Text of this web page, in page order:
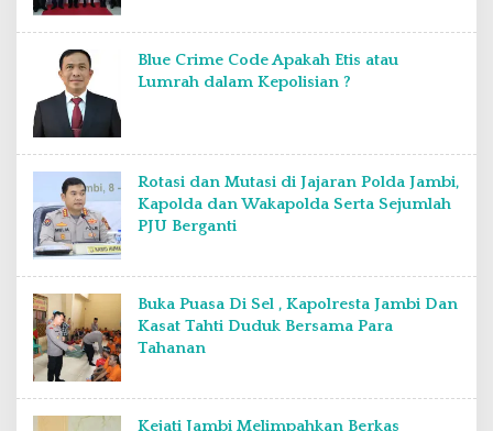
Blue Crime Code Apakah Etis atau
Lumrah dalam Kepolisian ?
Rotasi dan Mutasi di Jajaran Polda Jambi,
Kapolda dan Wakapolda Serta Sejumlah
PJU Berganti
Buka Puasa Di Sel , Kapolresta Jambi Dan
Kasat Tahti Duduk Bersama Para
Tahanan
Kejati Jambi Melimpahkan Berkas